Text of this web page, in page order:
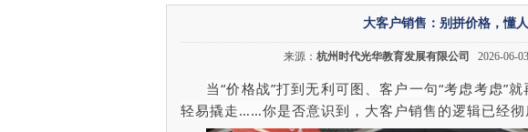
大客户销售：别拼价格，懂
来源： 杭州时代光华教育发展有限公司 2026-06-
当“价格战”打到无利可图、客户一句“考虑考虑”
轻易撬走……你是否意识到，大客户销售的逻辑已经彻